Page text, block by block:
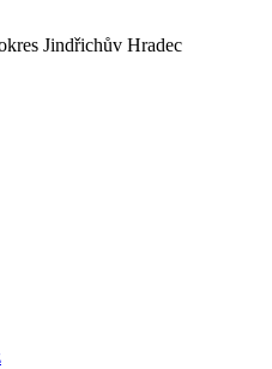
Jindřichův Hradec